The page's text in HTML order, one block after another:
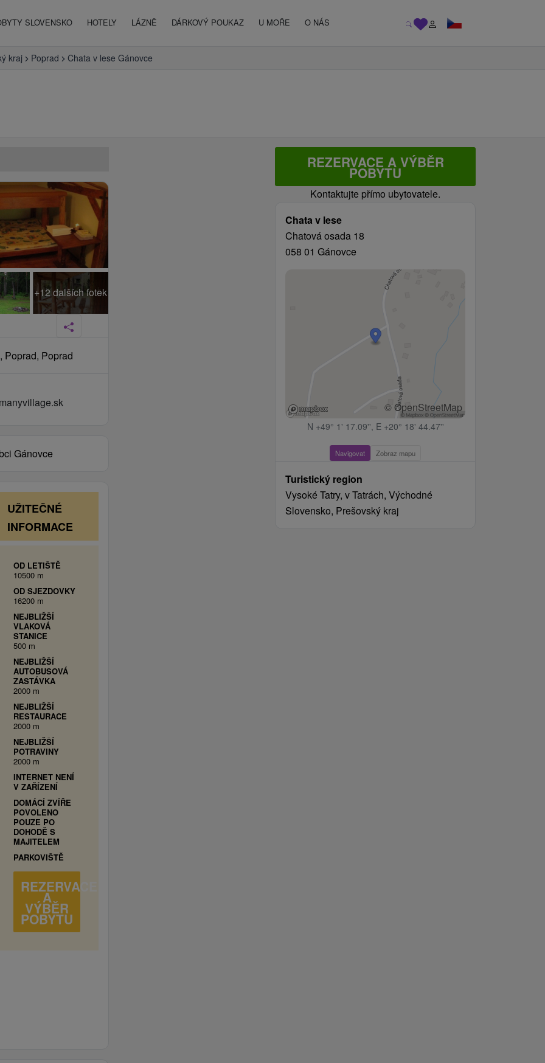
SLOVENSKO HOTELY LÁZNĚ DÁRKOVÝ POUKAZ U MOŘE O NÁS
kraj Poprad Chata v lese Gánovce
REZERVACE A VÝBĚR
POBYTU
Kontaktujte přímo ubytovatele.
Chata v lese
Chatová osada 18
058 01 Gánovce
© OpenStreetMap
N +49° 1' 17.09'', E +20° 18' 44.47''
Navigovat Zobraz mapu
Turistický region
Vysoké Tatry, v Tatrách, Východné
Slovensko, Prešovský kraj
+12 dalších fotek
Poprad, Poprad
Gánovce
UŽITEČNÉ
INFORMACE
OD LETIŠTĚ
10500 m
OD SJEZDOVKY
16200 m
NEJBLIŽŠÍ
VLAKOVÁ
STANICE
500 m
NEJBLIŽŠÍ
AUTOBUSOVÁ
ZASTÁVKA
2000 m
NEJBLIŽŠÍ
RESTAURACE
2000 m
NEJBLIŽŠÍ
POTRAVINY
2000 m
INTERNET NENÍ
V ZAŘÍZENÍ
DOMÁCÍ ZVÍŘE
POVOLENO
POUZE PO
DOHODĚ S
MAJITELEM
PARKOVIŠTĚ
REZERVACE
A
VÝBĚR
POBYTU